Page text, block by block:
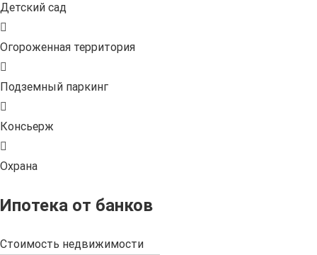
Детский сад
Огороженная территория
Подземный паркинг
Консьерж
Охрана
Ипотека от банков
Стоимость недвижимости